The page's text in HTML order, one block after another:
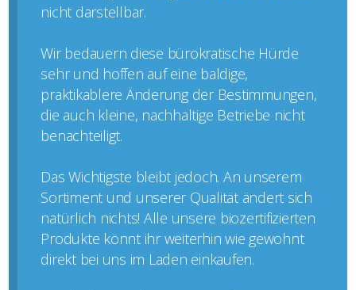
nicht darstellbar.
Wir bedauern diese bürokratische Hürde
sehr und hoffen auf eine baldige,
praktikablere Änderung der Bestimmungen,
die auch kleine, nachhaltige Betriebe nicht
benachteiligt.
Das Wichtigste bleibt jedoch. An unserem
Sortiment und unserer Qualität ändert sich
natürlich nichts! Alle unsere biozertifizierten
Produkte könnt ihr weiterhin wie gewohnt
direkt bei uns im Laden einkaufen.